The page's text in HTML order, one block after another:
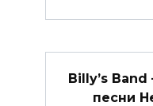
Billy’s
песни